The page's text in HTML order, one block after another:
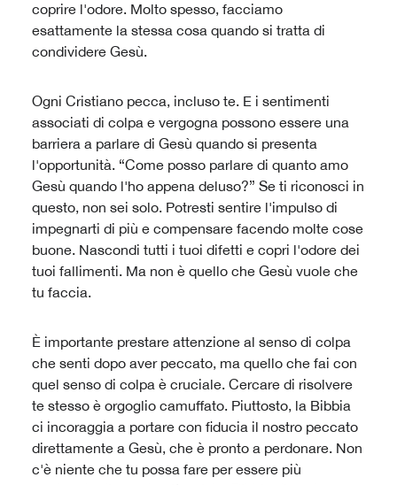
coprire l'odore. Molto spesso, facciamo
esattamente la stessa cosa quando si tratta di
condividere Gesù.
Ogni Cristiano pecca, incluso te. E i sentimenti
associati di colpa e vergogna possono essere una
barriera a parlare di Gesù quando si presenta
l'opportunità. “Come posso parlare di quanto amo
Gesù quando l'ho appena deluso?” Se ti riconosci in
questo, non sei solo. Potresti sentire l'impulso di
impegnarti di più e compensare facendo molte cose
buone. Nascondi tutti i tuoi difetti e copri l'odore dei
tuoi fallimenti. Ma non è quello che Gesù vuole che
tu faccia.
È importante prestare attenzione al senso di colpa
che senti dopo aver peccato, ma quello che fai con
quel senso di colpa è cruciale. Cercare di risolvere
te stesso è orgoglio camuffato. Piuttosto, la Bibbia
ci incoraggia a portare con fiducia il nostro peccato
direttamente a Gesù, che è pronto a perdonare. Non
c'è niente che tu possa fare per essere più